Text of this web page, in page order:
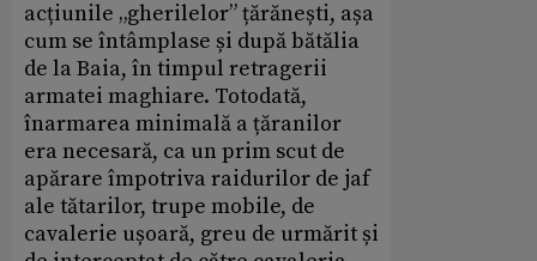
acțiunile „gherilelor” țărănești, așa
cum se întâmplase și după bătălia
de la Baia, în timpul retragerii
armatei maghiare. Totodată,
înarmarea minimală a țăranilor
era necesară, ca un prim scut de
apărare împotriva raidurilor de jaf
ale tătarilor, trupe mobile, de
cavalerie ușoară, greu de urmărit și